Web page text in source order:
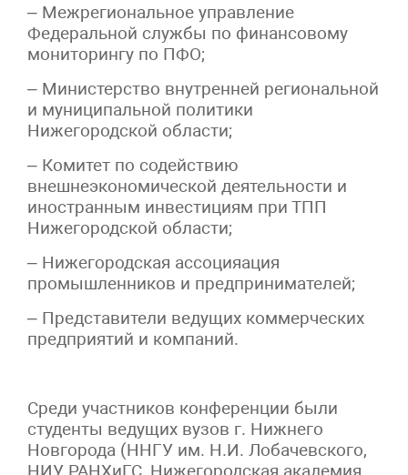
– Межрегиональное управление
Федеральной службы по финансовому
мониторингу по ПФО;
– Министерство внутренней региональной
и муниципальной политики
Нижегородской области;
– Комитет по содействию
внешнеэкономической деятельности и
иностранным инвестициям при ТПП
Нижегородской области;
– Нижегородская ассоцияация
промышленников и предпринимателей;
– Представители ведущих коммерческих
предприятий и компаний.
Среди участников конференции были
студенты ведущих вузов г. Нижнего
Новгорода (ННГУ им. Н.И. Лобачевского,
НИУ РАНХиГС, Нижегородская академия